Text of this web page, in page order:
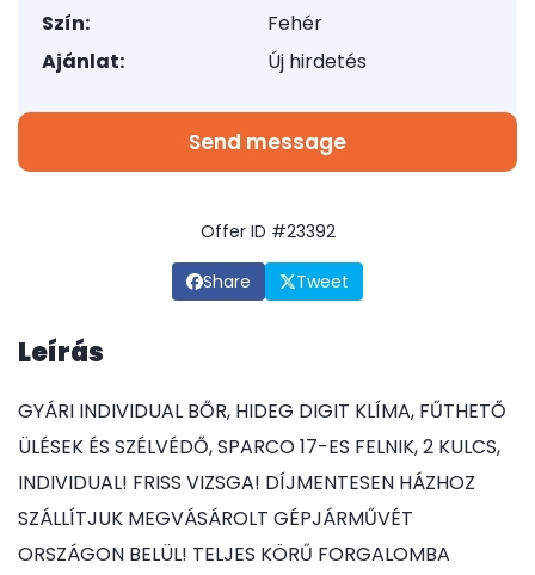
Szín:
Fehér
Ajánlat:
Új hirdetés
Send message
Offer ID #23392
Share Tweet
Leírás
GYÁRI INDIVIDUAL BŐR, HIDEG DIGIT KLÍMA, FŰTHETŐ
ÜLÉSEK ÉS SZÉLVÉDŐ, SPARCO 17-ES FELNIK, 2 KULCS,
INDIVIDUAL! FRISS VIZSGA! DÍJMENTESEN HÁZHOZ
SZÁLLÍTJUK MEGVÁSÁROLT GÉPJÁRMŰVÉT
ORSZÁGON BELÜL! TELJES KÖRŰ FORGALOMBA